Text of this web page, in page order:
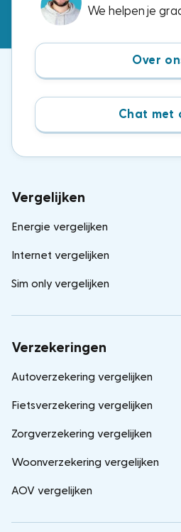
We helpen je
Over
Chat met
Vergelijken
Energie vergelijken
Internet vergelijken
Sim only vergelijken
Verzekeringen
Autoverzekering vergelijken
Fietsverzekering vergelijken
Zorgverzekering vergelijken
Woonverzekering vergelijken
AOV vergelijken